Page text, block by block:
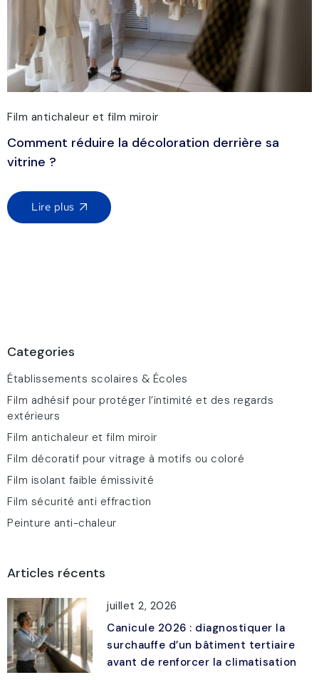
Film antichaleur et film miroir
Comment réduire la décoloration derrière sa
vitrine ?
Lire plus
Categories
Établissements scolaires & Écoles
Film adhésif pour protéger l’intimité et des regards
extérieurs
Film antichaleur et film miroir
Film décoratif pour vitrage à motifs ou coloré
Film isolant faible émissivité
Film sécurité anti effraction
Peinture anti-chaleur
Articles récents
juillet 2, 2026
Canicule 2026 : diagnostiquer la
surchauffe d’un bâtiment tertiaire
avant de renforcer la climatisation